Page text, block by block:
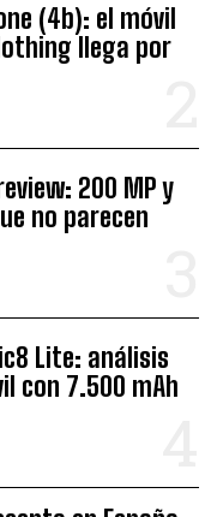
(4b): el móvil
llega por
200 MP y
no parecen
Lite: análisis
con 7.500 mAh